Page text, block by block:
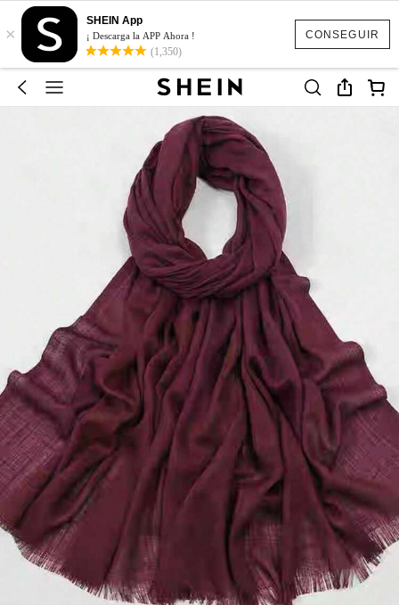
CONSEGUIR
×
SHEIN App
¡ Descarga la APP Ahora !
(1,350)